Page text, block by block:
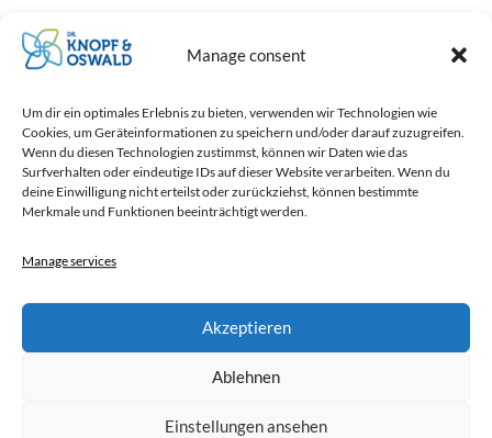
Manage consent
Um dir ein optimales Erlebnis zu bieten, verwenden wir Technologien wie
Cookies, um Geräteinformationen zu speichern und/oder darauf zuzugreifen.
Wenn du diesen Technologien zustimmst, können wir Daten wie das
Surfverhalten oder eindeutige IDs auf dieser Website verarbeiten. Wenn du
deine Einwilligung nicht erteilst oder zurückziehst, können bestimmte
Merkmale und Funktionen beeinträchtigt werden.
Manage services
Akzeptieren
Ablehnen
Einstellungen ansehen
Switzerland relies on the proven CAT3000®
hose ventilation system from Dr. Knopf &...
No comments to show.
Dr. Knopf & Oswald GmbH
85617 Aßling
+49 8092 / 853 804-0
info@dr-knopf-oswald.de